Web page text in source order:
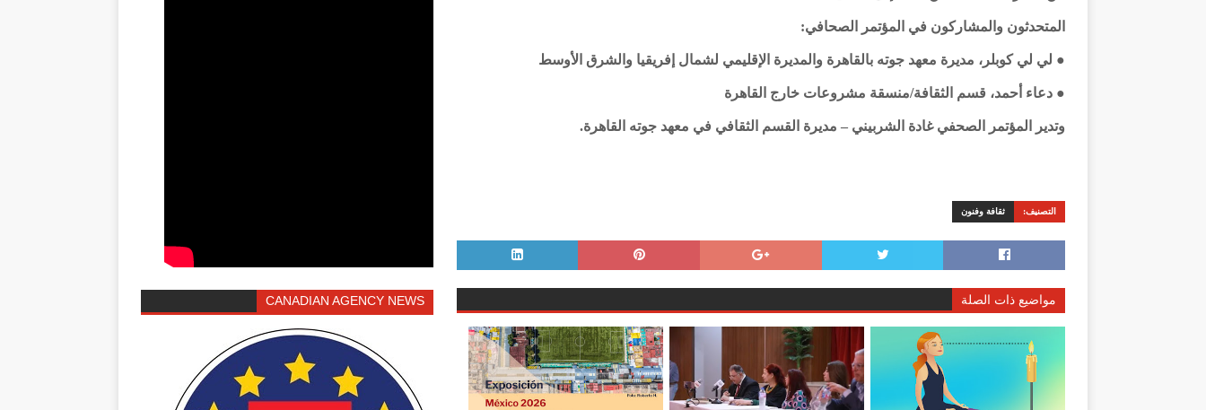
المتحدثون والمشاركون في المؤتمر الصحافي:
● لي لي كوبلر، مديرة معهد جوته بالقاهرة والمديرة الإقليمي لشمال إفريقيا والشرق الأوسط
● دعاء أحمد، قسم الثقافة/منسقة مشروعات خارج القاهرة
وتدير المؤتمر الصحفي غادة الشربيني – مديرة القسم الثقافي في معهد جوته القاهرة.
التصنيف: ثقافة وفنون
مواضيع ذات الصلة CANADIAN AGENCY NEWS